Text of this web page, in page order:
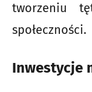
tworzeniu
społeczności.
Inwestycje